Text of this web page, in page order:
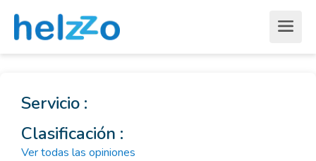
Servicio :
Clasificación :
Ver todas las opiniones